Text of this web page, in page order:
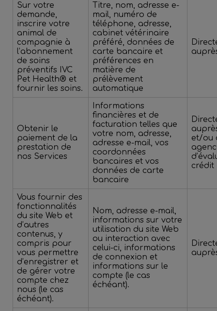
Sur votre
demande,
inscrire votre
animal de
compagnie à
l’abonnement
de soins
préventifs IVC
Pet Health® et
fournir les soins.
Titre, nom, adresse e-
mail, numéro de
téléphone, adresse,
cabinet vétérinaire
préféré, données de
carte bancaire et
préférences en
matière de
prélèvement
automatique
Obtenir le
paiement de la
prestation de
nos Services
Informations
financières et de
facturation telles que
votre nom, adresse,
adresse e-mail, vos
coordonnées
bancaires et vos
données de carte
bancaire
et/ou
crédit
Vous fournir des
fonctionnalités
du site Web et
d’autres
contenus, y
compris pour
vous permettre
d’enregistrer et
de gérer votre
compte chez
nous (le cas
échéant).
Nom, adresse e-mail,
informations sur votre
utilisation du site Web
ou interaction avec
celui-ci, informations
de connexion et
informations sur le
compte (le cas
échéant).